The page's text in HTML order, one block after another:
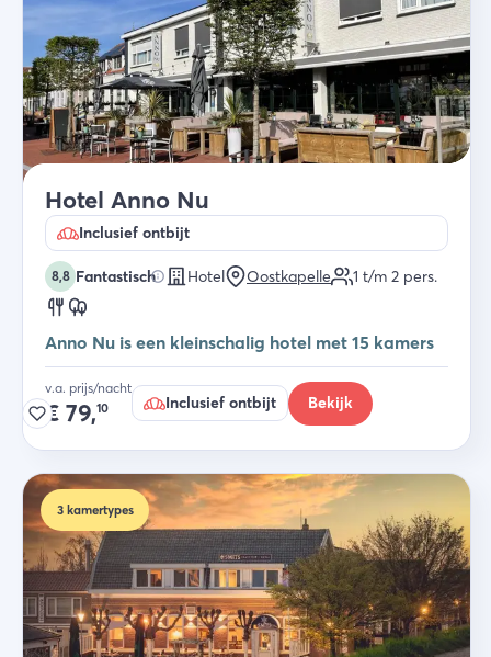
Hotel Anno Nu
Inclusief ontbijt
8,8 Fantastisch Hotel Oostkapelle 1 t/m 2 pers.
Anno Nu is een kleinschalig hotel met 15 kamers
v.a. prijs/nacht
€ 79,10 Inclusief ontbijt Bekijk
3 kamertypes